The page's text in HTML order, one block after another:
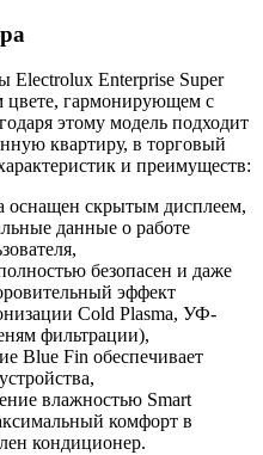
Electrolux Enterprise Super
цвете, гармонирующем с
этому модель подходит
квартиру, в торговый
и преимуществ:
оснащен скрытым дисплеем,
данные о работе
безопасен и даже
эффект
Cold Plasma, УФ-
фильтрации),
Blue Fin обеспечивает
влажностью Smart
комфорт в
кондиционер.